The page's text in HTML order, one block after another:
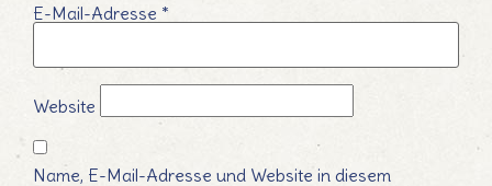
E-Mail-Adresse *
Website
Name, E-Mail-Adresse und Website in diesem